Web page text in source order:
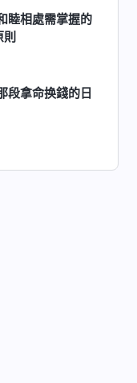
睦相處需掌握的
段拿命换錢的日